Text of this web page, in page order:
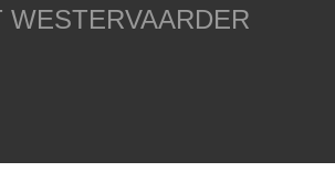
WESTERVAARDER